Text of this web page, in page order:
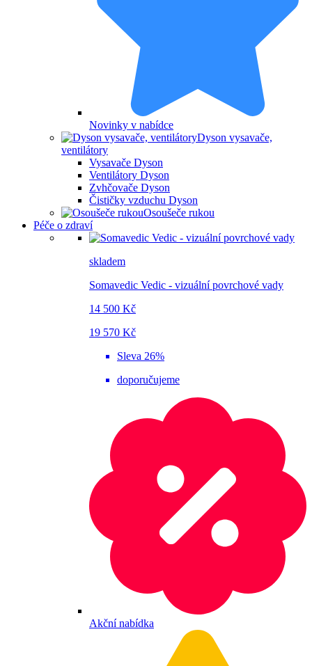
Novinky v nabídce
Dyson vysavače,
ventilátory
Vysavače Dyson
Ventilátory Dyson
Zvhčovače Dyson
Čističky vzduchu Dyson
Osoušeče rukou
Péče o zdraví
skladem
Somavedic Vedic - vizuální povrchové vady
14 500 Kč
19 570 Kč
Sleva 26%
doporučujeme
Akční nabídka